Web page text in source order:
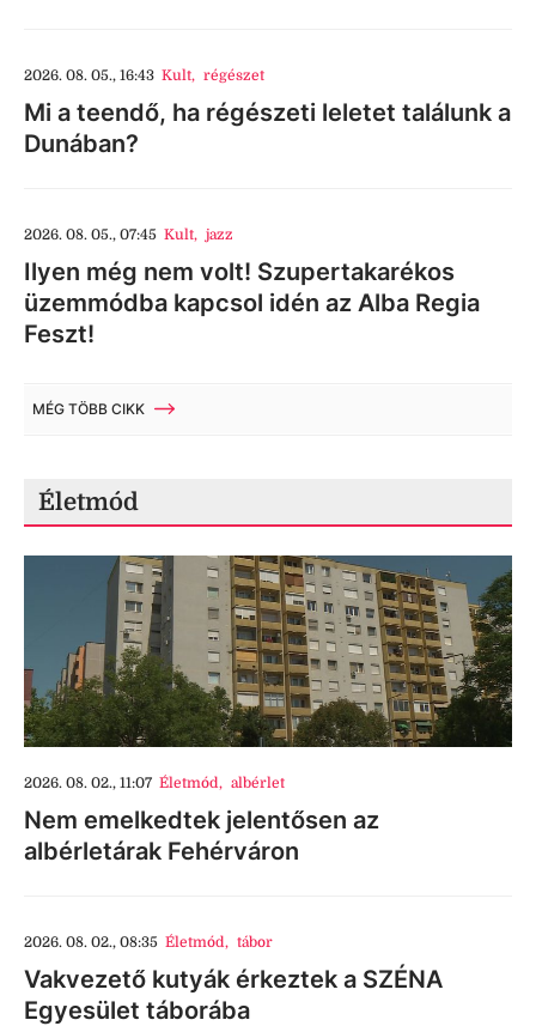
2026. 08. 05., 16:43 Kult, régészet
Mi a teendő, ha régészeti leletet találunk a
Dunában?
2026. 08. 05., 07:45 Kult, jazz
Ilyen még nem volt! Szupertakarékos
üzemmódba kapcsol idén az Alba Regia
Feszt!
MÉG TÖBB CIKK
Életmód
2026. 08. 02., 11:07 Életmód, albérlet
Nem emelkedtek jelentősen az
albérletárak Fehérváron
2026. 08. 02., 08:35 Életmód, tábor
Vakvezető kutyák érkeztek a SZÉNA
Egyesület táborába